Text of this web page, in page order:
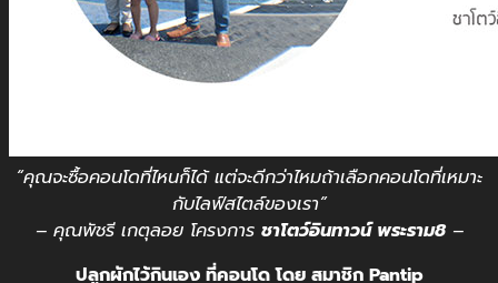
“คุณจะซื้อคอนโดที่ไหนก็ได้ แต่จะดีกว่าไหมถ้าเลือกคอนโดที่เหมาะ
กับไลฟ์สไตล์ของเรา”
– คุณพัชรี เกตุลอย โครงการ ชาโตว์อินทาวน์ พระราม8–
ปลูกผักไว้กินเอง ที่คอนโด โดย สมาชิก Pantip